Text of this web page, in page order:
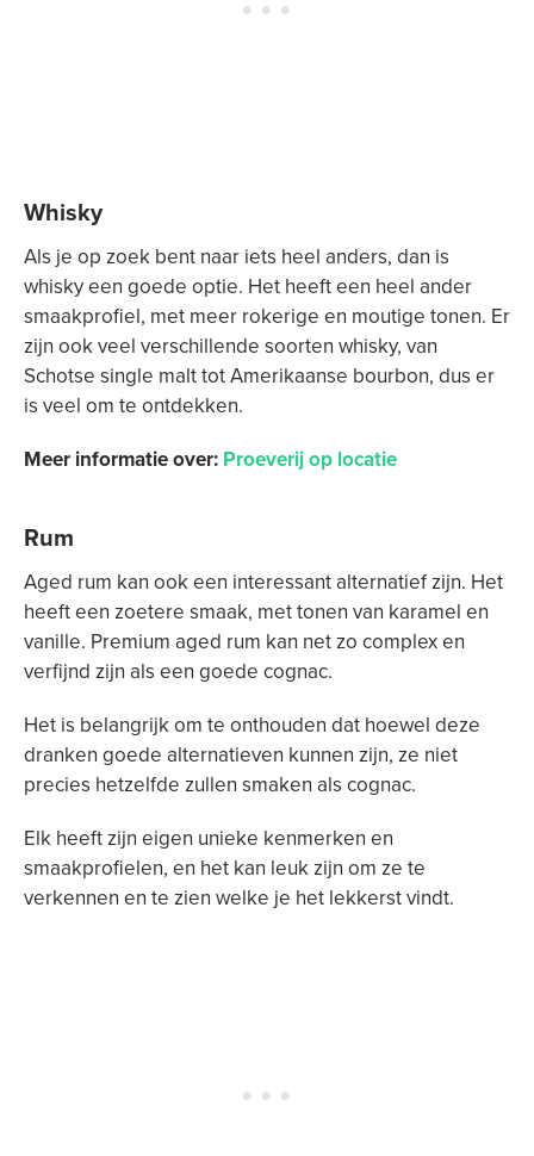
Whisky
Als je op zoek bent naar iets heel anders, dan is
whisky een goede optie. Het heeft een heel ander
smaakprofiel, met meer rokerige en moutige tonen. Er
zijn ook veel verschillende soorten whisky, van
Schotse single malt tot Amerikaanse bourbon, dus er
is veel om te ontdekken.
Meer informatie over: Proeverij op locatie
Rum
Aged rum kan ook een interessant alternatief zijn. Het
heeft een zoetere smaak, met tonen van karamel en
vanille. Premium aged rum kan net zo complex en
verfijnd zijn als een goede cognac.
Het is belangrijk om te onthouden dat hoewel deze
dranken goede alternatieven kunnen zijn, ze niet
precies hetzelfde zullen smaken als cognac.
Elk heeft zijn eigen unieke kenmerken en
smaakprofielen, en het kan leuk zijn om ze te
verkennen en te zien welke je het lekkerst vindt.